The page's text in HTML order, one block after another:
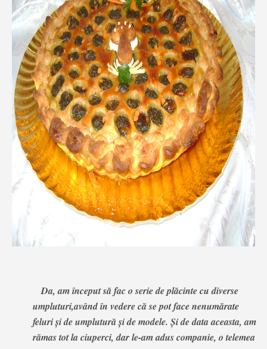
Da, am început să fac o serie de plăcinte cu diverse
umpluturi,având în vedere că se pot face nenumărate
feluri şi de umplutură şi de modele. Şi de data aceasta, am
rămas tot la ciuperci, dar le-am adus companie, o telemea